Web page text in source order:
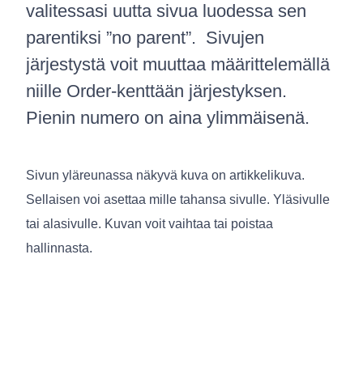
valitessasi uutta sivua luodessa sen
parentiksi ”no parent”. Sivujen
järjestystä voit muuttaa määrittelemällä
niille Order-kenttään järjestyksen.
Pienin numero on aina ylimmäisenä.
Sivun yläreunassa näkyvä kuva on artikkelikuva.
Sellaisen voi asettaa mille tahansa sivulle. Yläsivulle
tai alasivulle. Kuvan voit vaihtaa tai poistaa
hallinnasta.